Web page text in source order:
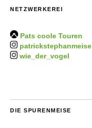
NETZWERKEREI
Pats coole Touren
patrickstephanmeise
wie_der_vogel
DIE SPURENMEISE